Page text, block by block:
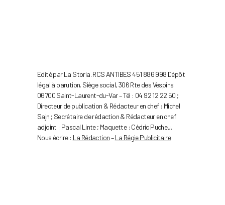
Edité par La Storia. RCS ANTIBES 451 886 998 Dépôt
légal à parution. Siège social, 306 Rte des Vespins
06700 Saint-Laurent-du-Var – Tél : 04 92 12 22 50 ;
Directeur de publication & Rédacteur en chef : Michel
Sajn ; Secrétaire de rédaction & Rédacteur en chef
adjoint : Pascal Linte ; Maquette : Cédric Pucheu.
Nous écrire : La Rédaction–La Régie Publicitaire